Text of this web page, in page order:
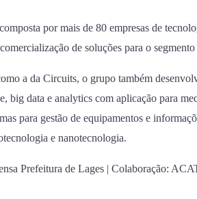
por mais de 80 empresas de
de soluções para o segmento
a da Circuits, o grupo também
big data e analytics com aplicação para
para gestão de equipamentos e
e nanotecnologia.
Prefeitura de Lages | Colaboração: